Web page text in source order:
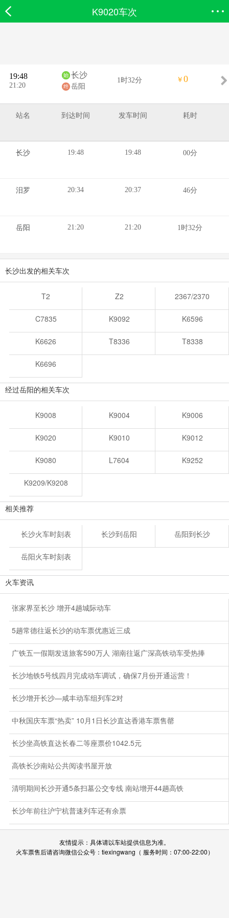
K9020车次
19:48
21:20
长沙
岳阳
1时32分 ￥ 0
站名 到达时间 发车时间 耗时
长沙 19:48 19:48 00分
汨罗 20:34 20:37 46分
岳阳 21:20 21:20 1时32分
长沙出发的相关车次
T2 Z2 2367/2370
C7835 K9092 K6596
K6626 T8336 T8338
K6696
经过岳阳的相关车次
K9008 K9004 K9006
K9020 K9010 K9012
K9080 L7604 K9252
K9209/K9208
相关推荐
长沙火车时刻表 长沙到岳阳 岳阳到长沙
岳阳火车时刻表
火车资讯
张家界至长沙 增开4趟城际动车
5趟常德往返长沙的动车票优惠近三成
广铁五一假期发送旅客590万人 湖南往返广深高铁动车受热捧
长沙地铁5号线四月完成动车调试，确保7月份开通运营！
长沙增开长沙—咸丰动车组列车2对
中秋国庆车票“热卖” 10月1日长沙直达香港车票售罄
长沙坐高铁直达长春二等座票价1042.5元
高铁长沙南站公共阅读书屋开放
清明期间长沙开通5条扫墓公交专线 南站增开44趟高铁
长沙年前往沪宁杭普速列车还有余票
友情提示：具体请以车站提供信息为准。
火车票售后请咨询微信公众号：tiexingwang（ 服务时间：07:00-22:00）